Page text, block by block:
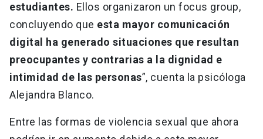
estudiantes. Ellos organizaron un focus group,
concluyendo que esta mayor comunicación
digital ha generado situaciones que resultan
preocupantes y contrarias a la dignidad e
intimidad de las personas”, cuenta la psicóloga
Alejandra Blanco.
Entre las formas de violencia sexual que ahora